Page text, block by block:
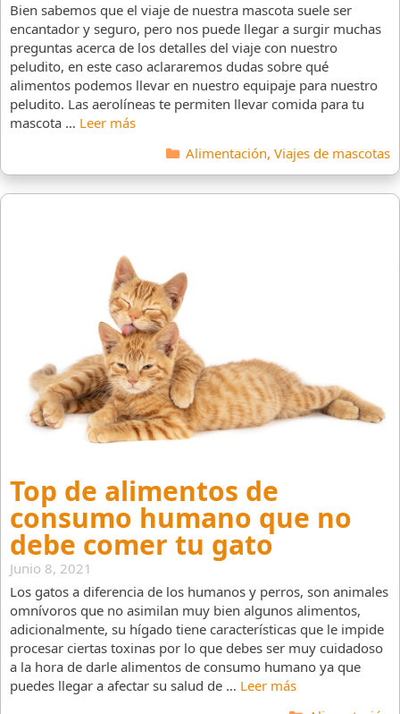
Bien sabemos que el viaje de nuestra mascota suele ser
encantador y seguro, pero nos puede llegar a surgir muchas
preguntas acerca de los detalles del viaje con nuestro
peludito, en este caso aclararemos dudas sobre qué
alimentos podemos llevar en nuestro equipaje para nuestro
peludito. Las aerolíneas te permiten llevar comida para tu
mascota … Leer más
Categorías
Alimentación, Viajes de mascotas
Top de alimentos de
consumo humano que no
debe comer tu gato
Junio 8, 2021
Los gatos a diferencia de los humanos y perros, son animales
omnívoros que no asimilan muy bien algunos alimentos,
adicionalmente, su hígado tiene características que le impide
procesar ciertas toxinas por lo que debes ser muy cuidadoso
a la hora de darle alimentos de consumo humano ya que
puedes llegar a afectar su salud de … Leer más